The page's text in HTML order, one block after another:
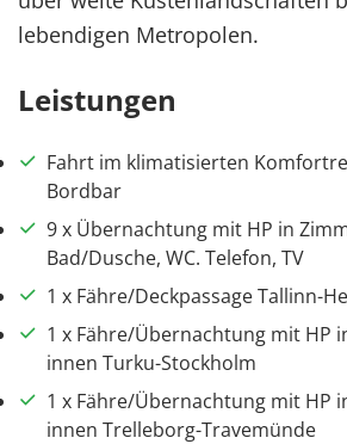
lebendigen Metropolen.
Leistungen
Fahrt im klimatisierten
Bordbar
9 x Übernachtung mit HP in
Bad/Dusche, WC. Telefon, TV
1 x Fähre/Deckpassage Tallinn-
1 x Fähre/Übernachtung mit HP
innen Turku-Stockholm
1 x Fähre/Übernachtung mit HP
innen Trelleborg-Travemünde